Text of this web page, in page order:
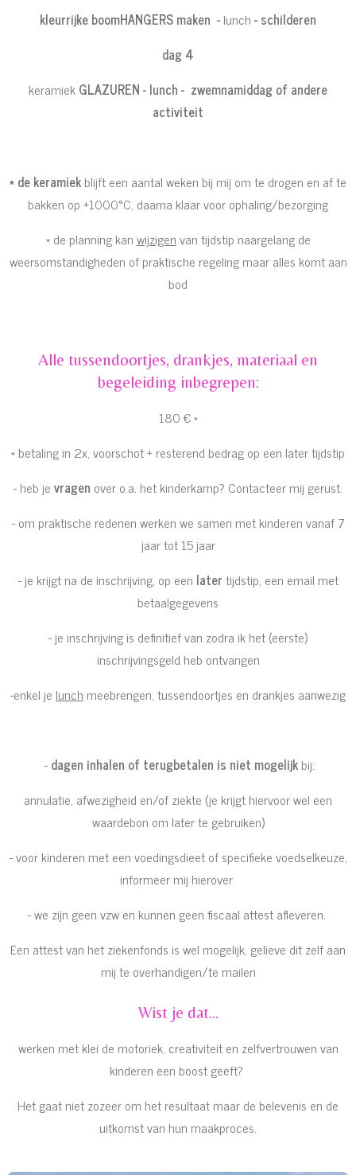
kleurrijke boomHANGERS maken -lunch- schilderen
dag 4
keramiekGLAZUREN- lunch - zwemnamiddag of andere
activiteit
* de keramiekblijft een aantal weken bij mij om te drogen en af te
bakken op +1000°C, daarna klaar voor ophaling/bezorging
* de planning kanwijzigenvan tijdstip naargelang de
weersomstandigheden of praktische regeling maar alles komt aan
bod
Alle tussendoortjes, drankjes, materiaal en
begeleiding inbegrepen:
180 € *
* betaling in 2x, voorschot + resterend bedrag op een later tijdstip
- heb jevragen over o.a. het kinderkamp? Contacteer mij gerust.
- om praktische redenen werken we samen met kinderen vanaf 7
jaar tot 15 jaar
- je krijgt na de inschrijving, op een latertijdstip, een email met
betaalgegevens
- je inschrijving is definitief van zodra ik het (eerste)
inschrijvingsgeld heb ontvangen
-enkel je lunch meebrengen, tussendoortjes en drankjes aanwezig
-dagen inhalen of terugbetalen is niet mogelijkbij:
annulatie, afwezigheid en/of ziekte (je krijgt hiervoor wel een
waardebon om later te gebruiken)
- voor kinderen met een voedingsdieet of specifieke voedselkeuze,
informeer mij hierover
- we zijn geen vzw en kunnen geen fiscaal attest afleveren.
Een attest van het ziekenfonds is wel mogelijk, gelieve dit zelf aan
mij te overhandigen/te mailen
Wist je dat...
werken met klei de motoriek, creativiteit en zelfvertrouwen van
kinderen een boost geeft?
Het gaat niet zozeer om het resultaat maar de belevenis en de
uitkomst van hun maakproces.